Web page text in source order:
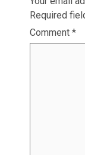
Required
Comment *